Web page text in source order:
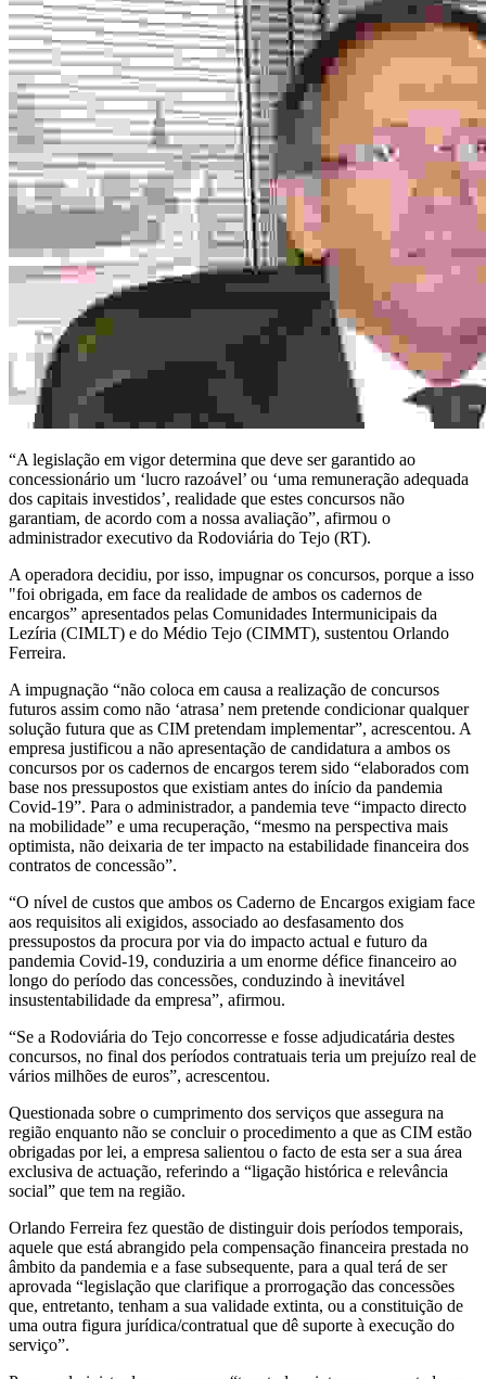
“A legislação em vigor determina que deve ser garantido ao
concessionário um ‘lucro razoável’ ou ‘uma remuneração adequada
dos capitais investidos’, realidade que estes concursos não
garantiam, de acordo com a nossa avaliação”, afirmou o
administrador executivo da Rodoviária do Tejo (RT).
A operadora decidiu, por isso, impugnar os concursos, porque a isso
"foi obrigada, em face da realidade de ambos os cadernos de
encargos” apresentados pelas Comunidades Intermunicipais da
Lezíria (CIMLT) e do Médio Tejo (CIMMT), sustentou Orlando
Ferreira.
A impugnação “não coloca em causa a realização de concursos
futuros assim como não ‘atrasa’ nem pretende condicionar qualquer
solução futura que as CIM pretendam implementar”, acrescentou. A
empresa justificou a não apresentação de candidatura a ambos os
concursos por os cadernos de encargos terem sido “elaborados com
base nos pressupostos que existiam antes do início da pandemia
Covid-19”. Para o administrador, a pandemia teve “impacto directo
na mobilidade” e uma recuperação, “mesmo na perspectiva mais
optimista, não deixaria de ter impacto na estabilidade financeira dos
contratos de concessão”.
“O nível de custos que ambos os Caderno de Encargos exigiam face
aos requisitos ali exigidos, associado ao desfasamento dos
pressupostos da procura por via do impacto actual e futuro da
pandemia Covid-19, conduziria a um enorme défice financeiro ao
longo do período das concessões, conduzindo à inevitável
insustentabilidade da empresa”, afirmou.
“Se a Rodoviária do Tejo concorresse e fosse adjudicatária destes
concursos, no final dos períodos contratuais teria um prejuízo real de
vários milhões de euros”, acrescentou.
Questionada sobre o cumprimento dos serviços que assegura na
região enquanto não se concluir o procedimento a que as CIM estão
obrigadas por lei, a empresa salientou o facto de esta ser a sua área
exclusiva de actuação, referindo a “ligação histórica e relevância
social” que tem na região.
Orlando Ferreira fez questão de distinguir dois períodos temporais,
aquele que está abrangido pela compensação financeira prestada no
âmbito da pandemia e a fase subsequente, para a qual terá de ser
aprovada “legislação que clarifique a prorrogação das concessões
que, entretanto, tenham a sua validade extinta, ou a constituição de
uma outra figura jurídica/contratual que dê suporte à execução do
serviço”.